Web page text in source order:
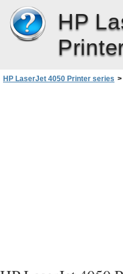
HP
HP LaserJet 4050 Printer series >